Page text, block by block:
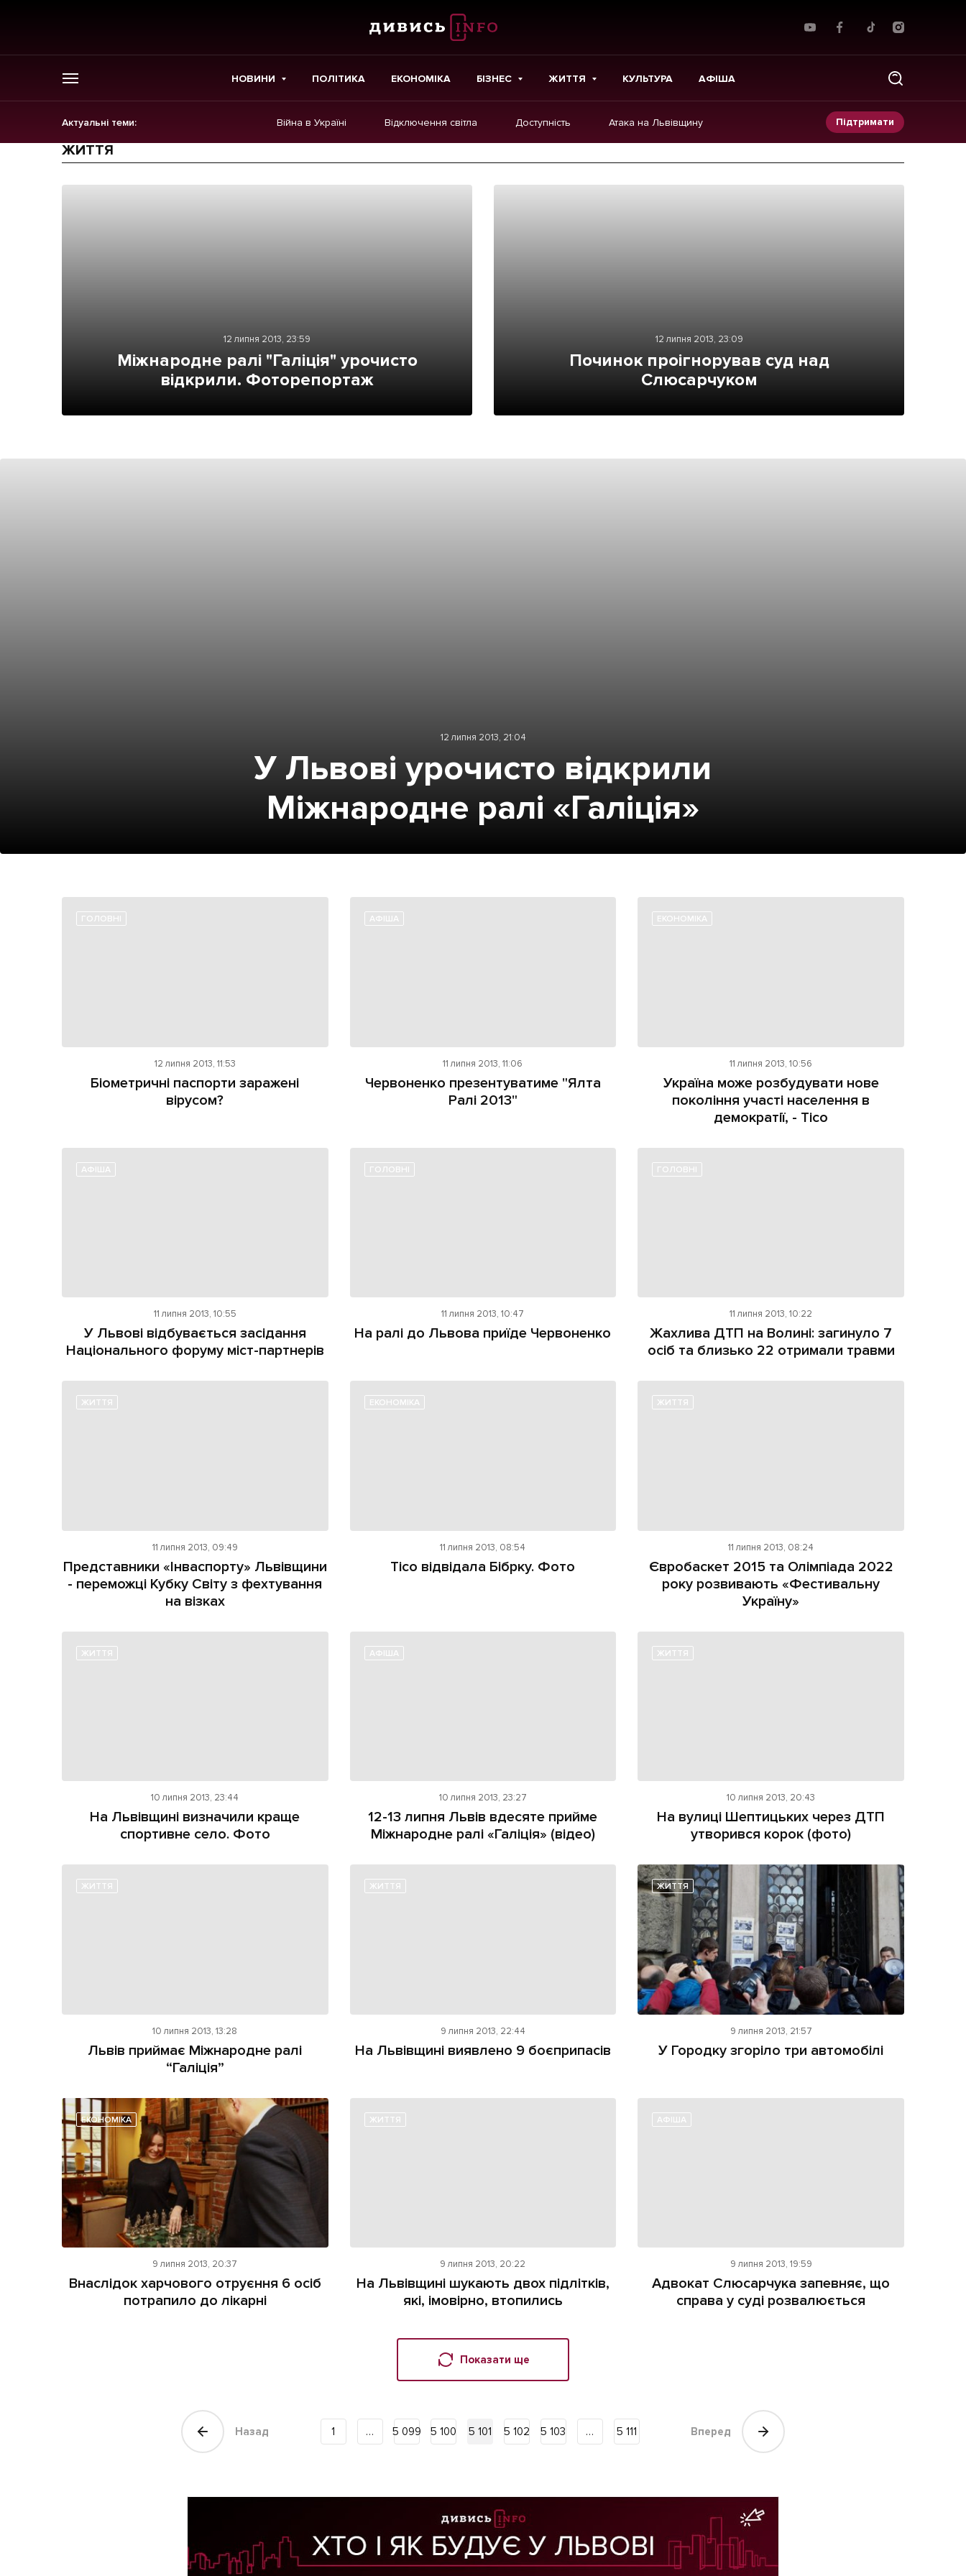
НОВИНИ ПОЛІТИКА ЕКОНОМІКА БІЗНЕС ЖИТТЯ КУЛЬТУРА АФІША
Актуальні теми: Війна в Україні Відключення світла Доступність Атака на Львівщину Підтримати
ГОЛОВНЕ
Новини
Культура
Афіша
Інтерв'ю
Прес-релізи
ЖИТТЯ
12 липня 2013, 23:59
Міжнародне ралі "Галіція" урочисто
відкрили. Фоторепортаж
12 липня 2013, 23:09
Починок проігнорував суд над
Слюсарчуком
12 липня 2013, 21:04
У Львові урочисто відкрили
Міжнародне ралі «Галіція»
ГОЛОВНІ
12 липня 2013, 11:53
Біометричні паспорти заражені
вірусом?
АФІША
11 липня 2013, 11:06
Червоненко презентуватиме "Ялта
Ралі 2013"
ЕКОНОМІКА
11 липня 2013, 10:56
Україна може розбудувати нове
покоління участі населення в
демократії, - Тісо
АФІША
11 липня 2013, 10:55
У Львові відбувається засідання
Національного форуму міст-партнерів
ГОЛОВНІ
11 липня 2013, 10:47
На ралі до Львова приїде Червоненко
ГОЛОВНІ
11 липня 2013, 10:22
Жахлива ДТП на Волині: загинуло 7
осіб та близько 22 отримали травми
ЖИТТЯ
11 липня 2013, 09:49
Представники «Інваспорту» Львівщини
- переможці Кубку Світу з фехтування
на візках
ЕКОНОМІКА
11 липня 2013, 08:54
Тісо відвідала Бібрку. Фото
ЖИТТЯ
11 липня 2013, 08:24
Євробаскет 2015 та Олімпіада 2022
року розвивають «Фестивальну
Україну»
ЖИТТЯ
10 липня 2013, 23:44
На Львівщині визначили краще
спортивне село. Фото
АФІША
10 липня 2013, 23:27
12-13 липня Львів вдесяте прийме
Міжнародне ралі «Галіція» (відео)
ЖИТТЯ
10 липня 2013, 20:43
На вулиці Шептицьких через ДТП
утворився корок (фото)
ЖИТТЯ
10 липня 2013, 13:28
Львів приймає Міжнародне ралі
“Галіція”
ЖИТТЯ
9 липня 2013, 22:44
На Львівщині виявлено 9 боєприпасів
ЖИТТЯ
9 липня 2013, 21:57
У Городку згоріло три автомобілі
ЕКОНОМІКА
9 липня 2013, 20:37
Внаслідок харчового отруєння 6 осіб
потрапило до лікарні
ЖИТТЯ
9 липня 2013, 20:22
На Львівщині шукають двох підлітків,
які, імовірно, втопились
АФІША
9 липня 2013, 19:59
Адвокат Слюсарчука запевняє, що
справа у суді розвалюється
Показати ще
Назад 1 … 5 099 5 100 5 101 5 102 5 103 … 5 111 Вперед